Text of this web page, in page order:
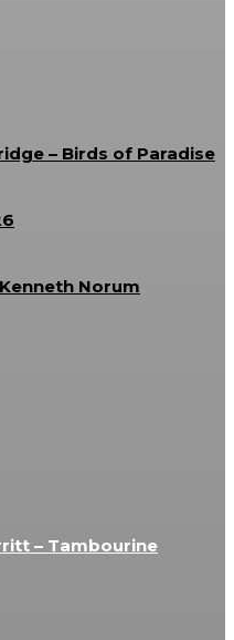
– Birds of Paradise
Norum
– Tambourine